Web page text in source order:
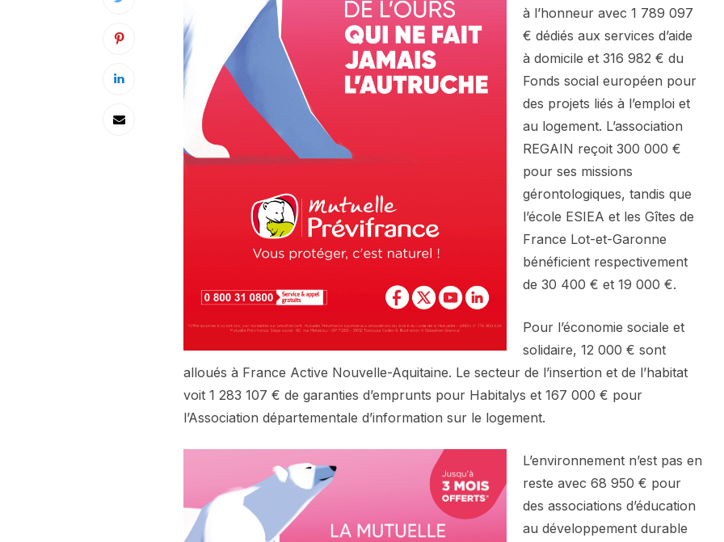
à l’honneur avec 1 789 097
€ dédiés aux services d’aide
à domicile et 316 982 € du
Fonds social européen pour
des projets liés à l’emploi et
au logement. L’association
REGAIN reçoit 300 000 €
pour ses missions
gérontologiques, tandis que
l’école ESIEA et les Gîtes de
France Lot-et-Garonne
bénéficient respectivement
de 30 400 € et 19 000 €.
Pour l’économie sociale et
solidaire, 12 000 € sont
alloués à France Active Nouvelle-Aquitaine. Le secteur de l’insertion et de l’habitat
voit 1 283 107 € de garanties d’emprunts pour Habitalys et 167 000 € pour
l’Association départementale d’information sur le logement.
L’environnement n’est pas en
reste avec 68 950 € pour
des associations d’éducation
au développement durable